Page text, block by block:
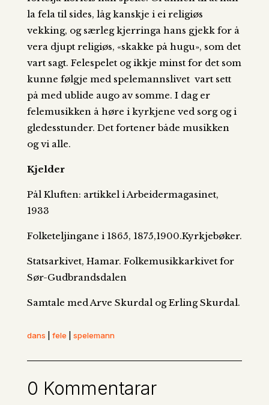
la fela til sides, låg kanskje i ei religiøs
vekking, og særleg kjerringa hans gjekk for å
vera djupt religiøs, «skakke på hugu», som det
vart sagt. Felespelet og ikkje minst for det som
kunne følgje med spelemannslivet vart sett
på med ublide augo av somme. I dag er
felemusikken å høre i kyrkjene ved sorg og i
gledesstunder. Det fortener både musikken
og vi alle.
Kjelder
Pål Kluften: artikkel i Arbeidermagasinet,
1933
Folketeljingane i 1865, 1875,1900.Kyrkjebøker.
Statsarkivet, Hamar. Folkemusikkarkivet for
Sør-Gudbrandsdalen
Samtale med Arve Skurdal og Erling Skurdal.
dans fele spelemann
0 Kommentarar